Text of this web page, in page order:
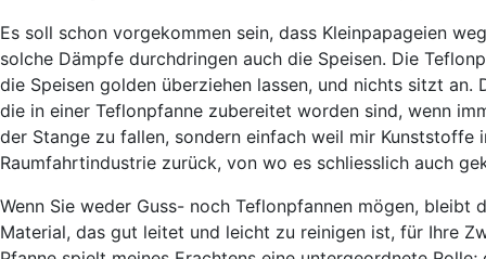
Es soll schon vorgekommen sein, dass Kleinpapageien
solche Dämpfe durchdringen auch die Speisen. Die
die Speisen golden überziehen lassen, und nichts sitzt an.
die in einer Teflonpfanne zubereitet worden sind, wenn
der Stange zu fallen, sondern einfach weil mir
Raumfahrtindustrie zurück, von wo es schliesslich auch
Wenn Sie weder Guss- noch Teflonpfannen mögen, bleibt
Material, das gut leitet und leicht zu reinigen ist, für Ihre